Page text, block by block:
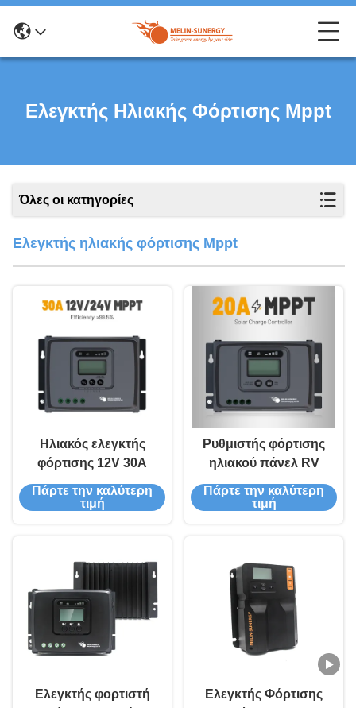
Ελεγκτής Ηλιακής Φόρτισης Mppt
Όλες οι κατηγορίες
Ελεγκτής ηλιακής φόρτισης Mppt
Ηλιακός ελεγκτής
φόρτισης 12V 30A
Πάρτε την καλύτερη
τιμή
Ρυθμιστής φόρτισης
ηλιακού πάνελ RV
Πάρτε την καλύτερη
τιμή
Ελεγκτής φορτιστή
Ελεγκτής Φόρτισης